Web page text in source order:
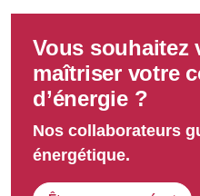
Vous souhaitez
maîtriser votre
d’énergie ?
Nos collaborateurs
énergétique.